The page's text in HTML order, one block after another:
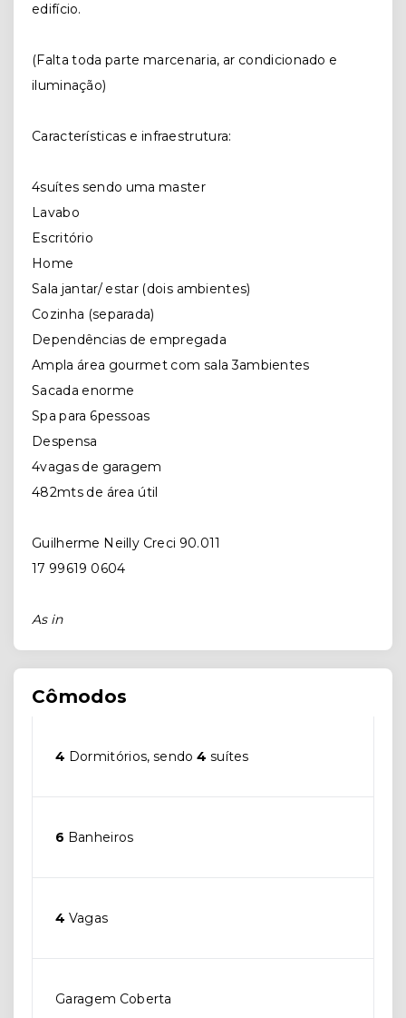
edifício.
(Falta toda parte marcenaria, ar condicionado e
iluminação)
Características e infraestrutura:
4suítes sendo uma master
Lavabo
Escritório
Home
Sala jantar/ estar (dois ambientes)
Cozinha (separada)
Dependências de empregada
Ampla área gourmet com sala 3ambientes
Sacada enorme
Spa para 6pessoas
Despensa
4vagas de garagem
482mts de área útil
Guilherme Neilly Creci 90.011
17 99619 0604
As in
Cômodos
4 Dormitórios, sendo4 suítes
6 Banheiros
4 Vagas
Garagem Coberta